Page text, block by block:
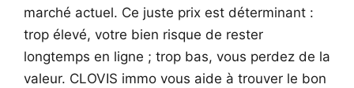
marché actuel. Ce juste prix est déterminant :
trop élevé, votre bien risque de rester
longtemps en ligne ; trop bas, vous perdez de la
valeur. CLOVIS immo vous aide à trouver le bon